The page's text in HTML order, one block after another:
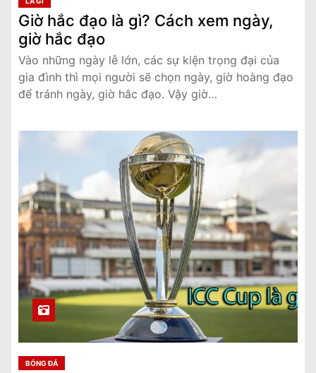
Giờ hắc đạo là gì? Cách xem ngày,
giờ hắc đạo
Vào những ngày lễ lớn, các sự kiện trọng đại của
gia đình thì mọi người sẽ chọn ngày, giờ hoàng đạo
để tránh ngày, giờ hắc đạo. Vậy giờ…
BÓNG ĐÁ